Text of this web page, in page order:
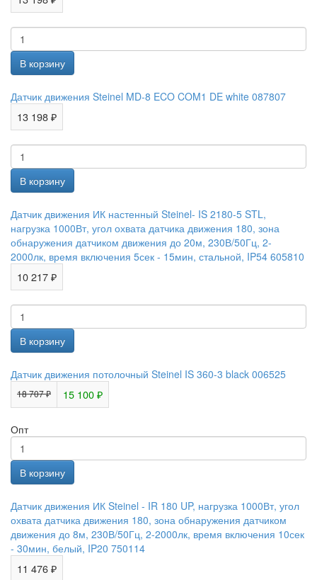
Датчик движения Steinel MD-8 ECO COM1 DE white 087807
13 198 ₽
Датчик движения ИК настенный Steinel- IS 2180-5 STL,
нагрузка 1000Вт, угол охвата датчика движения 180, зона
обнаружения датчиком движения до 20м, 230В/50Гц, 2-
2000лк, время включения 5сек - 15мин, стальной, IP54 605810
10 217 ₽
Датчик движения потолочный Steinel IS 360-3 black 006525
18 707 ₽ 15 100 ₽
Опт
Датчик движения ИК Steinel - IR 180 UP, нагрузка 1000Вт, угол
охвата датчика движения 180, зона обнаружения датчиком
движения до 8м, 230В/50Гц, 2-2000лк, время включения 10сек
- 30мин, белый, IP20 750114
11 476 ₽